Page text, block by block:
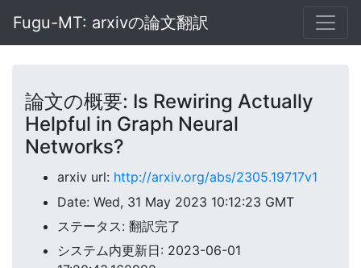
Fugu-MT: arxivの論文翻訳
論文の概要: Is Rewiring Actually
Helpful in Graph Neural
Networks?
arxiv url: http://arxiv.org/abs/2305.19717v1
Date: Wed, 31 May 2023 10:12:23 GMT
ステータス: 翻訳完了
システム内更新日: 2023-06-01